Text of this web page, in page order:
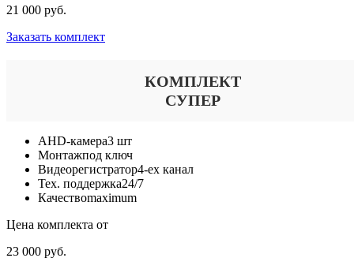
21 000 руб.
Заказать комплект
КОМПЛЕКТ
СУПЕР
AHD-камера3 шт
Монтажпод ключ
Видеорегистратор4-ех канал
Тех. поддержка24/7
Качествоmaximum
Цена комплекта от
23 000 руб.